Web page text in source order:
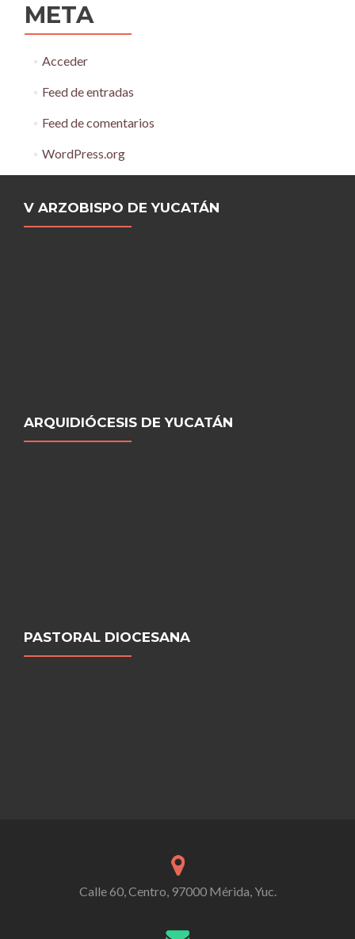
META
Acceder
Feed de entradas
Feed de comentarios
WordPress.org
V ARZOBISPO DE YUCATÁN
ARQUIDIÓCESIS DE YUCATÁN
PASTORAL DIOCESANA
Calle 60, Centro, 97000 Mérida, Yuc.